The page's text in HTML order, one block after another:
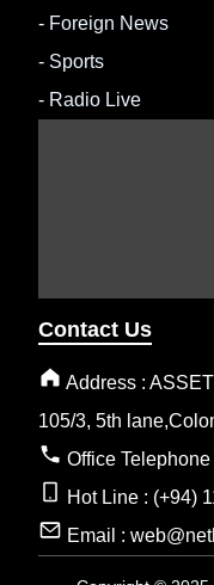
- Foreign News
- Sports
- Radio Live
Contact Us
Address :
105/3, 5th
Office
Hot Line : (+94)
Email :